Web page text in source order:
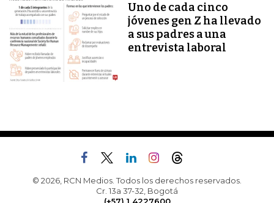
Uno de cada cinco
jóvenes gen Z ha llevado
a sus padres a una
entrevista laboral
© 2026, RCN Medios. Todos los derechos reservados.
Cr. 13a 37-32, Bogotá
(+57) 1 4227600